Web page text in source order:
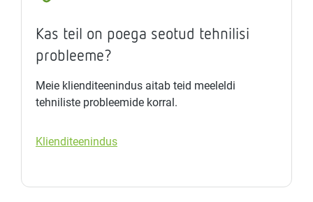
Kas teil on poega seotud tehnilisi
probleeme?
Meie klienditeenindus aitab teid meeleldi
tehniliste probleemide korral.
Klienditeenindus